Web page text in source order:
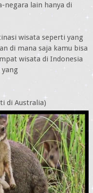
negara lain hanya di
wisata seperti yang
di mana saja kamu bisa
wisata di Indonesia
di Australia)